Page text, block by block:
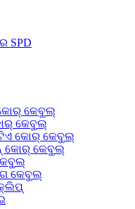
SPD
କେବୁଲ୍
କେବୁଲ୍
କୋର୍ କେବୁଲ୍
କୋର୍ କେବୁଲ୍
କେବୁଲ୍